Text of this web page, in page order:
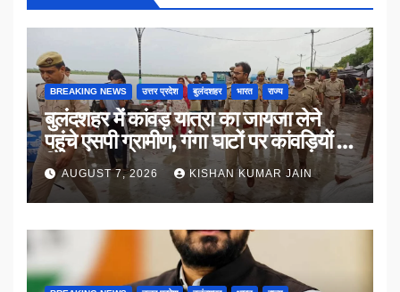
BREAKING NEWS उत्तर प्रदेश बुलंदशहर भारत राज्य
बुलंदशहर में कांवड़ यात्रा का जायजा लेने
पहुंचे एसपी ग्रामीण, गंगा घाटों पर कांवड़ियों से
किया संवाद
AUGUST 7, 2026 KISHAN KUMAR JAIN